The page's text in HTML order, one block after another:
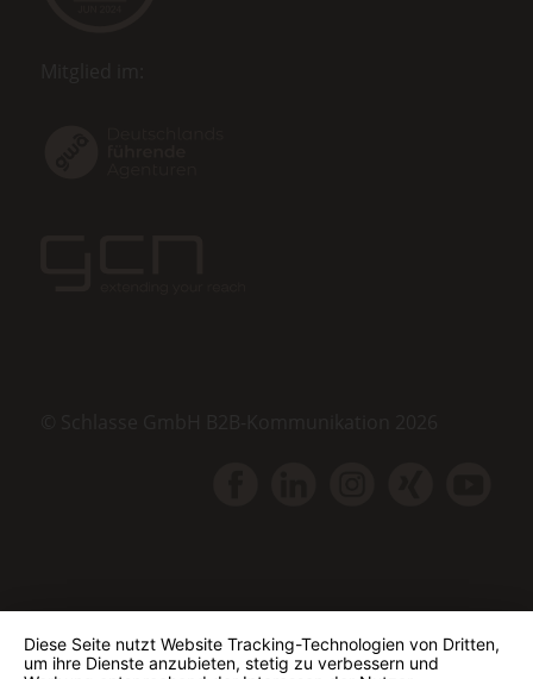
Diese Seite nutzt Website Tracking-Technologien von Dritten,
um ihre Dienste anzubieten, stetig zu verbessern und